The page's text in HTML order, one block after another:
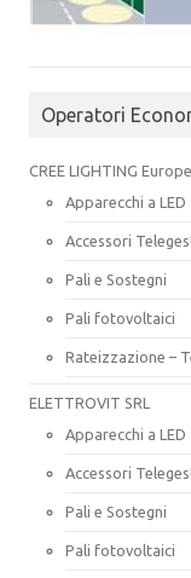
Operatori
CREE LIGHTING Europe
Apparecchi a LED
Accessori
Pali e Sostegni
Pali fotovoltaici
Rateizzazione –
ELETTROVIT SRL
Apparecchi a LED
Accessori
Pali e Sostegni
Pali fotovoltaici